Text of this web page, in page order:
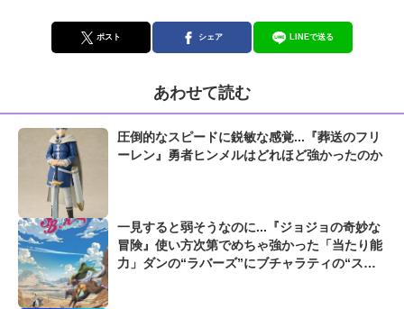
ポスト シェア LINEで送る
あわせて読む
圧倒的なスピードに鋭敏な感覚...『葬送のフリ
ーレン』勇者ヒンメルはどれほど強かったのか
一見すると弱そうなのに...『ジョジョの奇妙な
冒険』使い方次第でめちゃ強かった「当たり能
力」ダンの“ラバーズ”にブチャラティの“ステ